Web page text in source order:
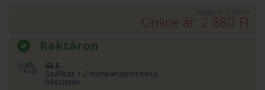
Eredeti ár: 3 600 Ft
Online ár: 2 880 Ft
Raktáron
GLS
Szállítás 1-2 munkanapon belül.
Részletek